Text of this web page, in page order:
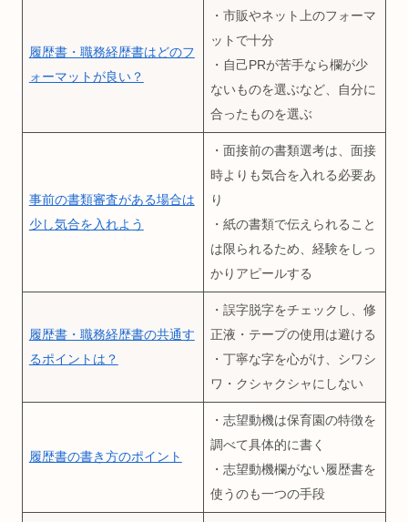
履歴書・職務経歴書はどのフ
ォーマットが良い？
・市販やネット上のフォーマ
ットで十分
・自己PRが苦手なら欄が少
ないものを選ぶなど、自分に
合ったものを選ぶ
事前の書類審査がある場合は
少し気合を入れよう
・面接前の書類選考は、面接
時よりも気合を入れる必要あ
り
・紙の書類で伝えられること
は限られるため、経験をしっ
かりアピールする
履歴書・職務経歴書の共通す
るポイントは？
・誤字脱字をチェックし、修
正液・テープの使用は避ける
・丁寧な字を心がけ、シワシ
ワ・クシャクシャにしない
履歴書の書き方のポイント
・志望動機は保育園の特徴を
調べて具体的に書く
・志望動機欄がない履歴書を
使うのも一つの手段